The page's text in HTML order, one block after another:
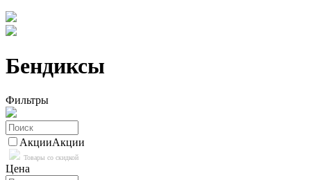
Бендиксы
Фильтры
АкцииАкции
Товары со скидкой
Цена